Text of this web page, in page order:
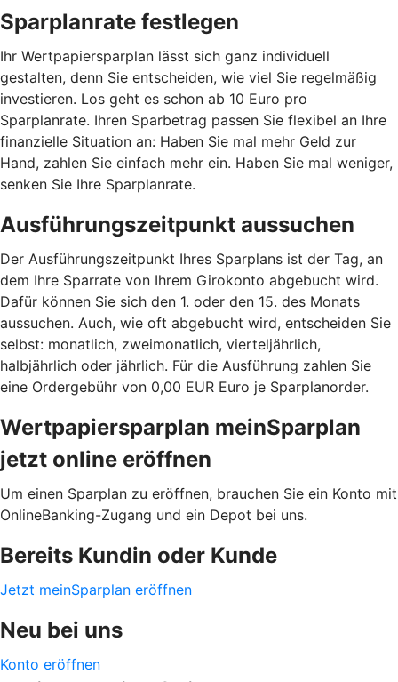
Sparplanrate festlegen
Ihr Wertpapiersparplan lässt sich ganz individuell
gestalten, denn Sie entscheiden, wie viel Sie regelmäßig
investieren. Los geht es schon ab 10 Euro pro
Sparplanrate. Ihren Sparbetrag passen Sie flexibel an Ihre
finanzielle Situation an: Haben Sie mal mehr Geld zur
Hand, zahlen Sie einfach mehr ein. Haben Sie mal weniger,
senken Sie Ihre Sparplanrate.
Ausführungszeitpunkt aussuchen
Der Ausführungszeitpunkt Ihres Sparplans ist der Tag, an
dem Ihre Sparrate von Ihrem Girokonto abgebucht wird.
Dafür können Sie sich den 1. oder den 15. des Monats
aussuchen. Auch, wie oft abgebucht wird, entscheiden Sie
selbst: monatlich, zweimonatlich, vierteljährlich,
halbjährlich oder jährlich. Für die Ausführung zahlen Sie
eine Ordergebühr von 0,00 EUR Euro je Sparplanorder.
Wertpapiersparplan meinSparplan
jetzt online eröffnen
Um einen Sparplan zu eröffnen, brauchen Sie ein Konto mit
OnlineBanking-Zugang und ein Depot bei uns.
Bereits Kundin oder Kunde
Jetzt meinSparplan eröffnen
Neu bei uns
Konto eröffnen